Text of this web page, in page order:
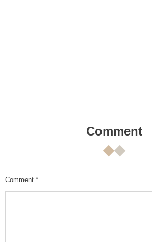
Comment
Comment *